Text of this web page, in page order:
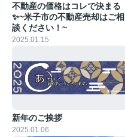
不動産の価格はコレで決まる
✨~米子市の不動産売却はご相
談ください！~
2025.01.15
新年のご挨拶
2025.01.06